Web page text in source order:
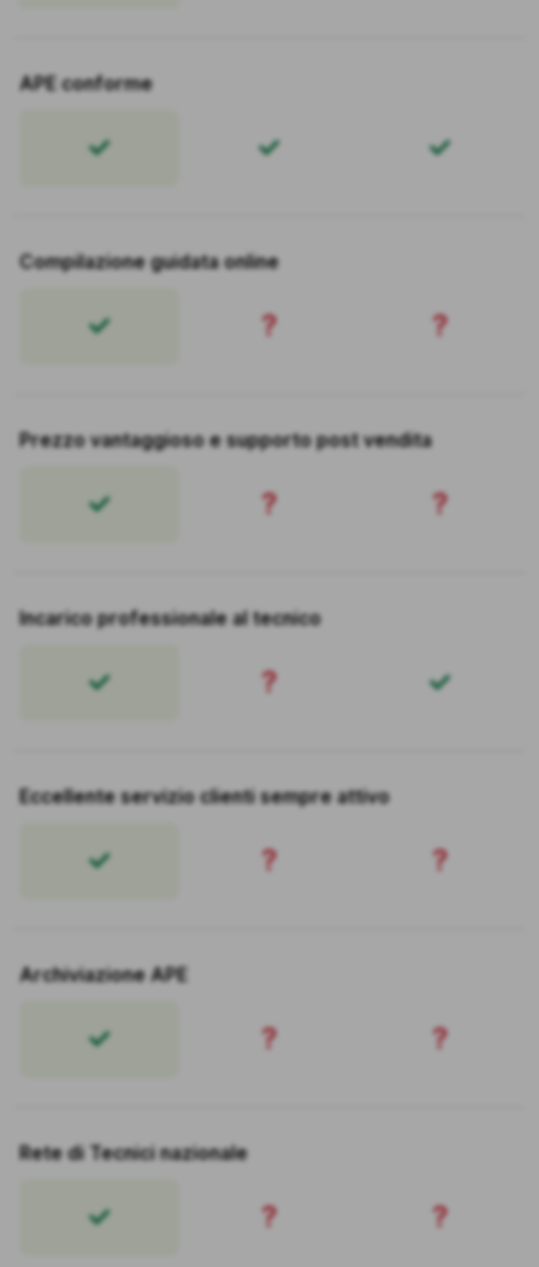
APE conforme
Compilazione guidata online
? ?
Prezzo vantaggioso e supporto post vendita
? ?
Incarico professionale al tecnico
?
Eccellente servizio clienti sempre attivo
? ?
Archiviazione APE
? ?
Rete di Tecnici nazionale
? ?